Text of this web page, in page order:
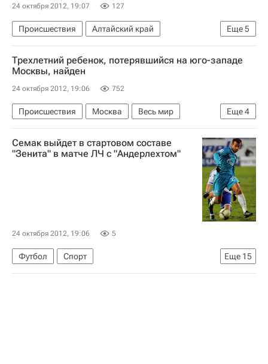
24 октября 2012, 19:07 127
Еще5
Происшествия
Алтайский край
Сибирский ФО
Весь мир
Европа
МЧС России (Министерство РФ по делам гражданской обороны, чрезвычайным ситуациям и ликвидации последствий стихийных бедствий)
Россия
Трехлетний ребенок, потерявшийся на юго-западе
Москвы, найден
24 октября 2012, 19:06 752
Еще4
Происшествия Москва
Весь мир
Центральный ФО
Европа
ГУ МВД России по г. Москве
Россия
Семак выйдет в стартовом составе
"Зенита" в матче ЛЧ с "Андерлехтом"
24 октября 2012, 19:06 5
Еще 15
Футбол
Спорт
Мультимедийный спортивный пакет